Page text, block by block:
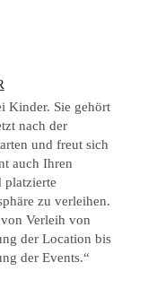
Kinder. Sie gehört
nach der
und freut sich
auch Ihren
platzierte
zu verleihen.
Verleih von
der Location bis
der Events.“